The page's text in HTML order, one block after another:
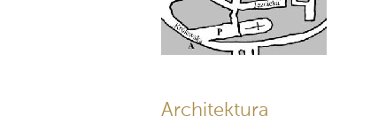
Architektura